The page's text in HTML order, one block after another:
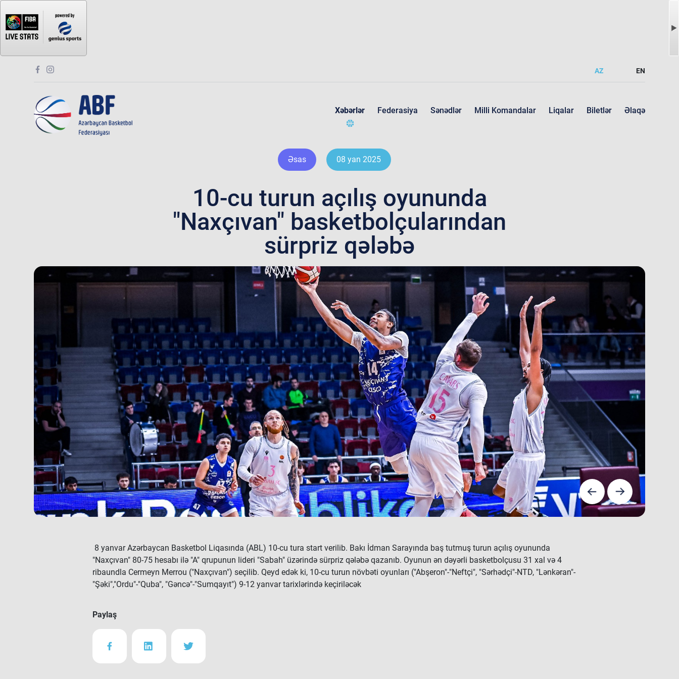
AZ EN
Xəbərlər Federasiya Sənədlər Milli Komandalar Liqalar Biletlər Əlaqə
Əsas 08 yan 2025
10-cu turun açılış oyununda
"Naxçıvan" basketbolçularından
sürpriz qələbə
8 yanvar Azərbaycan Basketbol Liqasında (ABL) 10-cu tura start verilib. Bakı İdman Sarayında baş tutmuş turun açılış oyununda
"Naxçıvan" 80-75 hesabı ilə "A" qrupunun lideri "Sabah" üzərində sürpriz qələbə qazanıb. Oyunun ən dəyərli basketbolçusu 31 xal və 4
ribaundla Cermeyn Merrou ("Naxçıvan") seçilib. Qeyd edək ki, 10-cu turun növbəti oyunları ("Abşeron"-"Neftçi", "Sərhədçi"-NTD, "Lənkəran"-
"Şəki","Ordu"-"Quba", "Gəncə"-"Sumqayıt") 9-12 yanvar tarixlərində keçiriləcək
Paylaş